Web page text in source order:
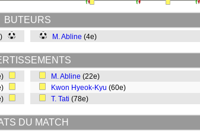
BUTEURS
M. Abline (4e)
M. Abline (22e)
Kwon Hyeok-Kyu (60e)
T. Tati (78e)
DU MATCH